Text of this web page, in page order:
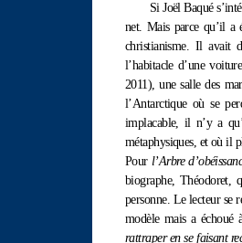
Si Joël Baqué
net. Mais parce qu’il a
christianisme. Il avait
l’habitacle d’une
2011), une salle des
l’Antarctique où se
implacable, il n’y a
métaphysiques, et où il
Pour l’Arbre
biographe, Théodoret,
personne. Le lecteur se
modèle mais a échoué
rattraper en se faisant